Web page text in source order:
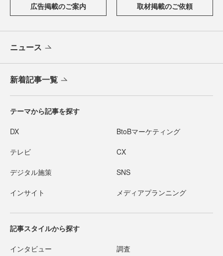
広告掲載のご案内 取材掲載のご依頼
ニュース
新着記事一覧
テーマから記事を探す
DX BtoBマーケティング
テレビ CX
デジタル施策 SNS
インサイト メディアプランニング
記事スタイルから探す
インタビュー 調査